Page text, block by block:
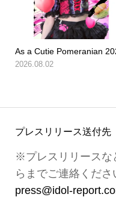
As a Cutie Pomeranian
2026.08.02
プレスリリース送付先
※プレスリリースな
らまでご連絡くださ
press@idol-